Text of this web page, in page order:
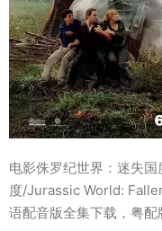
电影侏罗纪世界：迷失
度/Jurassic World:
语配音版全集下载，粤配